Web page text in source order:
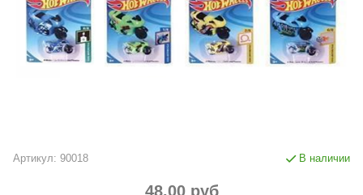
Артикул: 90018 В наличии
48.00 руб